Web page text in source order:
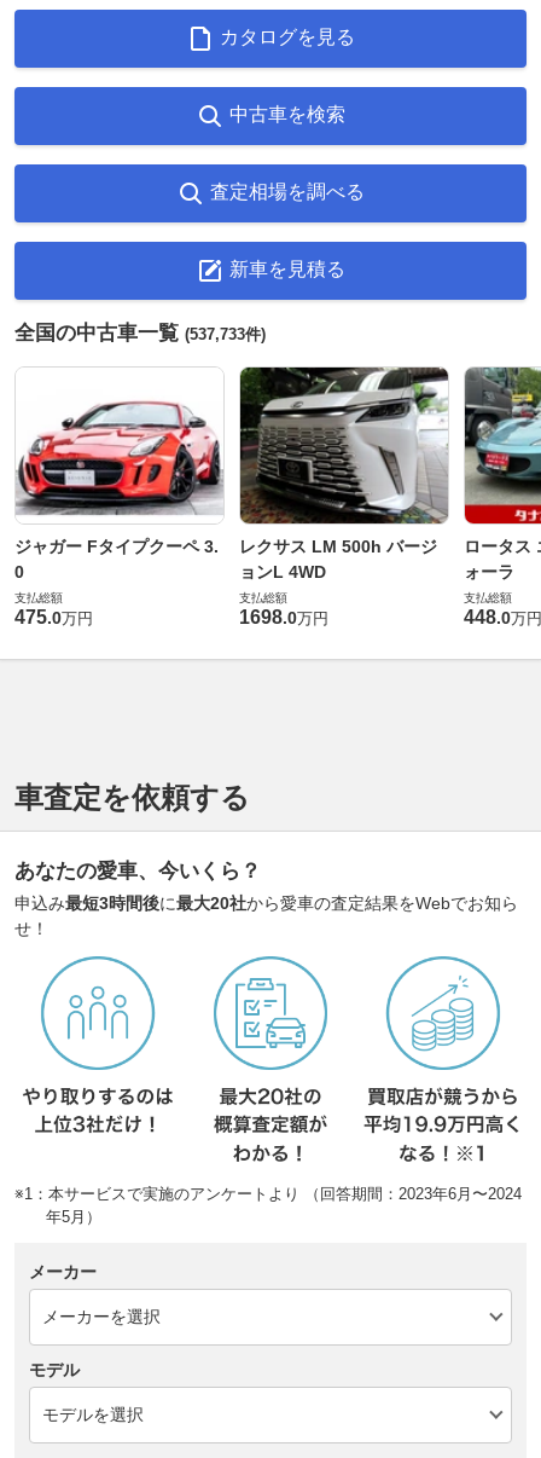
カタログを見る
中古車を検索
査定相場を調べる
新車を見積る
全国の中古車一覧 (537,733件)
ジャガー Fタイプクーペ 3.
0
支払総額
475.0万円
レクサス LM 500h バージ
ョンL 4WD
支払総額
1698.0万円
ロータス
ォーラ
支払総額
448.0万円
車査定を依頼する
あなたの愛車、今いくら？
申込み最短3時間後に最大20社から愛車の査定結果をWebでお知ら
せ！
※1：本サービスで実施のアンケートより （回答期間：2023年6月〜2024
年5月）
メーカー
モデル